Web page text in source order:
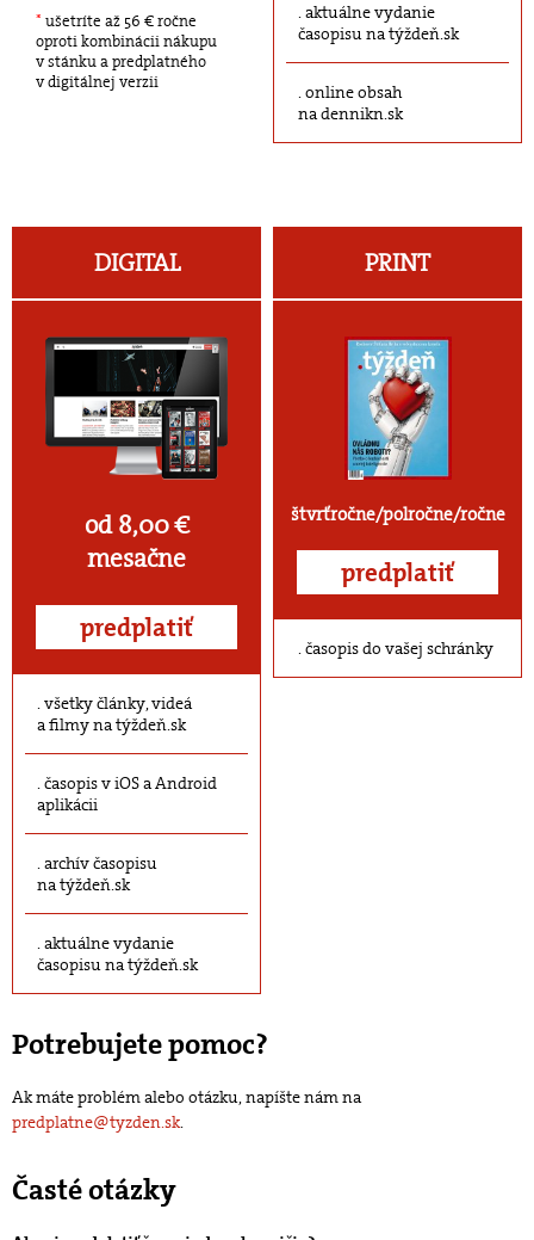
* ušetríte až 56 € ročne
oproti kombinácii nákupu
v stánku a predplatného
v digitálnej verzii
aktuálne vydanie
časopisu na týždeň.sk
online obsah
na dennikn.sk
DIGITAL
od 8,00 €
mesačne
predplatiť
všetky články, videá
a filmy na týždeň.sk
časopis v iOS a Android
aplikácii
archív časopisu
na týždeň.sk
aktuálne vydanie
časopisu na týždeň.sk
PRINT
štvrťročne/polročne/ročne
predplatiť
časopis do vašej schránky
Potrebujete pomoc?
Ak máte problém alebo otázku, napíšte nám na
predplatne@tyzden.sk.
Časté otázky